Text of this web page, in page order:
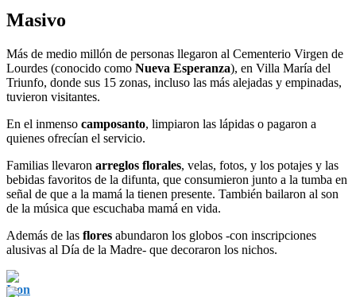
Masivo
Más de medio millón de personas llegaron al Cementerio Virgen de
Lourdes (conocido como Nueva Esperanza), en Villa María del
Triunfo, donde sus 15 zonas, incluso las más alejadas y empinadas,
tuvieron visitantes.
En el inmenso camposanto, limpiaron las lápidas o pagaron a
quienes ofrecían el servicio.
Familias llevaron arreglos florales, velas, fotos, y los potajes y las
bebidas favoritos de la difunta, que consumieron junto a la tumba en
señal de que a la mamá la tienen presente. También bailaron al son
de la música que escuchaba mamá en vida.
Además de las flores abundaron los globos -con inscripciones
alusivas al Día de la Madre- que decoraron los nichos.